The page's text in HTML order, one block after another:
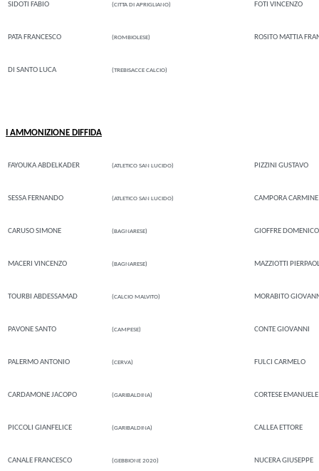
SIDOTI FABIO (CITTA DI APRIGLIANO) FOTI VINCENZO
PATA FRANCESCO (ROMBIOLESE) ROSITO MATTIA
DI SANTO LUCA (TREBISACCE CALCIO)
I AMMONIZIONE DIFFIDA
FAYOUKA ABDELKADER (ATLETICO SAN LUCIDO) PIZZINI GUSTAVO
SESSA FERNANDO (ATLETICO SAN LUCIDO) CAMPORA CARMINE
CARUSO SIMONE (BAGNARESE) GIOFFRE DOMENICO
MACERI VINCENZO (BAGNARESE) MAZZIOTTI
TOURBI ABDESSAMAD (CALCIO MALVITO) MORABITO
PAVONE SANTO (CAMPESE) CONTE GIOVANNI
PALERMO ANTONIO (CERVA) FULCI CARMELO
CARDAMONE JACOPO (GARIBALDINA) CORTESE
PICCOLI GIANFELICE (GARIBALDINA) CALLEA ETTORE
CANALE FRANCESCO (GEBBIONE 2020) NUCERA GIUSEPPE